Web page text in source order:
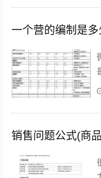
销售问题公式(商